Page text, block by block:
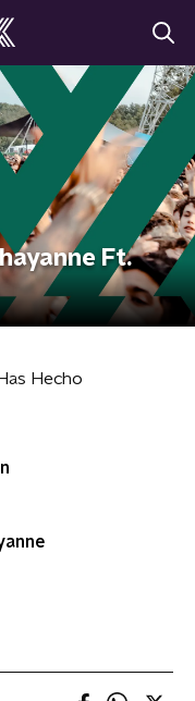
Ft.
Hecho